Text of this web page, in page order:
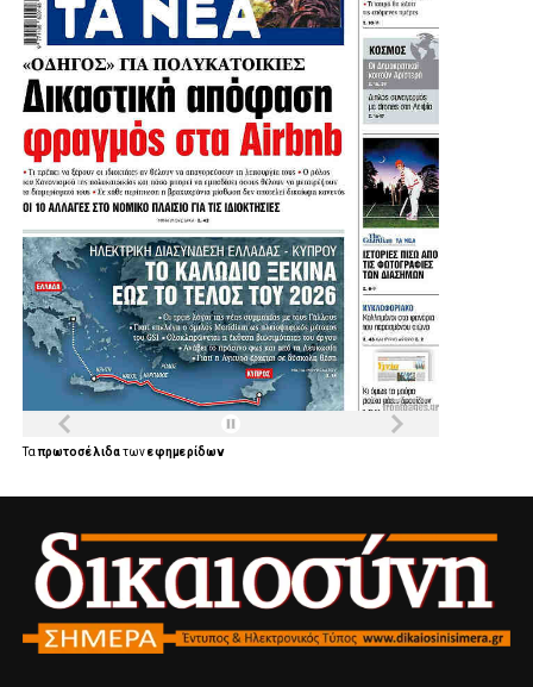
Ταπρωτοσέλιδατωνεφημερίδων